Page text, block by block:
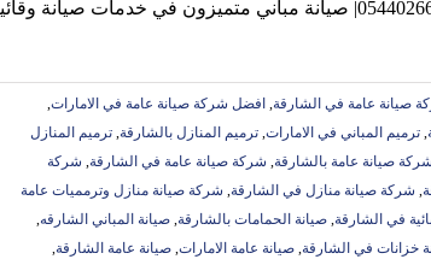
صيانة عامة في الشارقة, افضل شركة صيانة عامة في الامارات,
, ترميم المباني في الامارات, ترميم المنازل بالشارقة, ترميم المنازل
شركة صيانة عامة بالشارقة, شركة صيانة عامة في الشارقة, شركة
, شركة صيانة منازل في الشارقة, شركة صيانة منازل وترمميات عامة
في الشارقة, صيانة الحمامات بالشارقة, صيانة المباني الشارقه,
خزانات في الشارقة, صيانة عامة الامارات, صيانة عامة الشارقة,